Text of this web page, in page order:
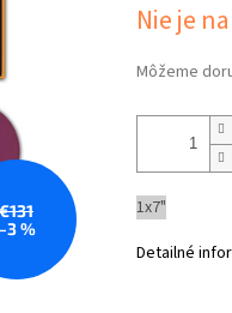
€131
%
cena:
Nie je
Môžeme
1x7"
Detailné